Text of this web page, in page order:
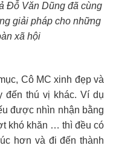
Đỗ Văn Dũng đã cùng
giải pháp cho những
xã hội
Cô MC xinh đẹp và
đến thú vị khác. Ví dụ
được nhìn nhận bằng
khó khăn … thì đều có
hơn và đi đến thành